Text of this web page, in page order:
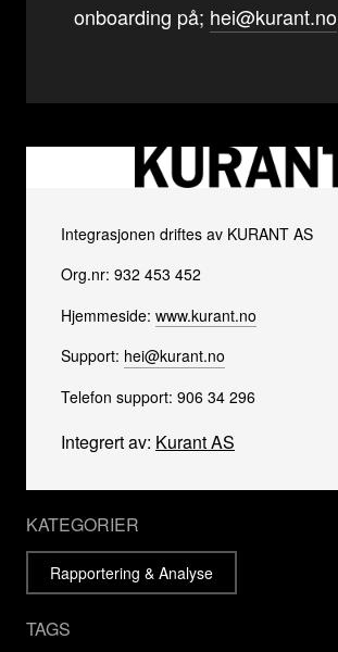
onboarding på; hei@kurant.no
Integrasjonen driftes av KURANT AS
Org.nr: 932 453 452
Hjemmeside: www.kurant.no
Support: hei@kurant.no
Telefon support: 906 34 296
Integrert av: Kurant AS
KATEGORIER
Rapportering & Analyse
TAGS